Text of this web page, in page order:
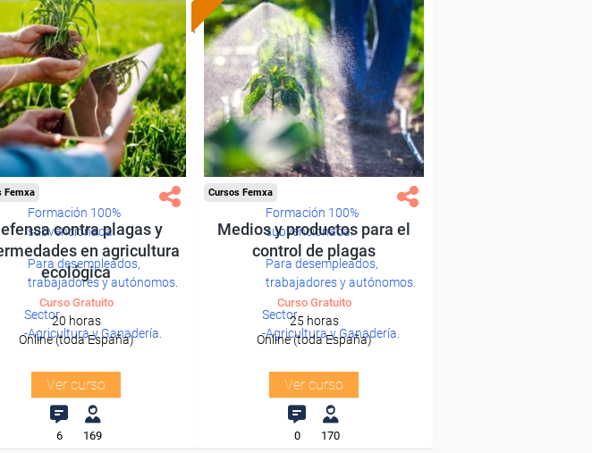
Formación 100%
subvencionada.
Para desempleados,
trabajadores y autónomos.
Sector
-Agricultura y Ganadería.
Femxa
contra plagas y
en agricultura
ecológica
Curso Gratuito
20 horas
Online (toda España)
Ver curso
6 169
Formación 100%
subvencionada.
Para desempleados,
trabajadores y autónomos.
Sector
-Agricultura y Ganadería.
Cursos Femxa
Medios y productos para el
control de plagas
Curso Gratuito
25 horas
Online (toda España)
Ver curso
0 170